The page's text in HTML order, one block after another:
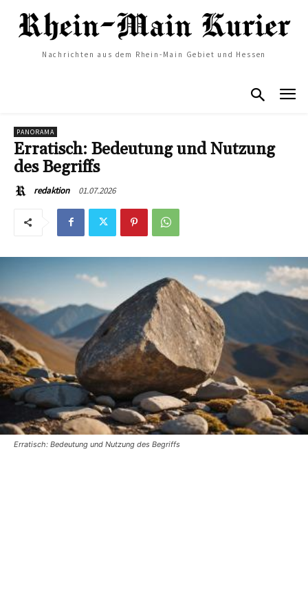
Nachrichten aus dem Rhein-Main Gebiet und Hessen
PANORAMA
Erratisch: Bedeutung und Nutzung
des Begriffs
redaktion 01.07.2026
Erratisch: Bedeutung und Nutzung des Begriffs